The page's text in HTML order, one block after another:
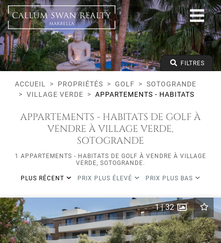
Golf
Sotogrande
Village Verde
Appartements - Habitats
Prix à partir de
Prix jusqu'à
Lits minimums FILTRES
ACCUEIL PROPRIÉTÉS GOLF
SOTOGRANDE
VILLAGE VERDE
APPARTEMENTS - HABITATS
APPARTEMENTS - HABITATS DE GOLF À
VENDRE À VILLAGE VERDE,
SOTOGRANDE
1 APPARTEMENTS - HABITATS DE GOLF À VENDRE À VILLAGE
VERDE, SOTOGRANDE.
PLUS RÉCENT PRIX PLUS ÉLEVÉ PRIX PLUS BAS
1|32